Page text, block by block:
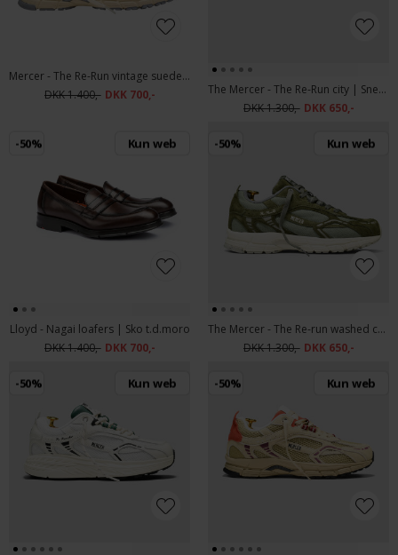
Mercer - The Re-Run vintage suede | Sneakers Brown
DKK 1.400,- DKK 700,-
The Mercer - The Re-Run city | Sneaker Navy White
DKK 1.300,- DKK 650,-
-50% Kun web
Lloyd - Nagai loafers | Sko t.d.moro
DKK 1.400,- DKK 700,-
-50% Kun web
The Mercer - The Re-run washed canvas | Sneakers Army Green
DKK 1.300,- DKK 650,-
-50% Kun web -50% Kun web